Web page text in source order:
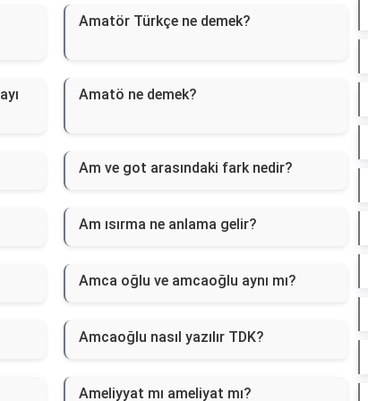
Amatör Türkçe ne demek?
Amatö ne demek?
Am ve got arasındaki fark nedir?
Am ısırma ne anlama gelir?
Amca oğlu ve amcaoğlu aynı mı?
Amcaoğlu nasıl yazılır TDK?
Ameliyyat mı ameliyat mı?